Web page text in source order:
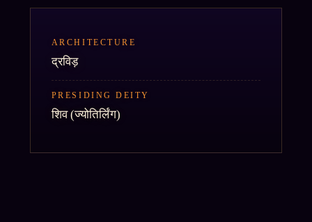
ARCHITECTURE
द्रविड़
PRESIDING DEITY
शिव(ज्योतिर्लिंग)